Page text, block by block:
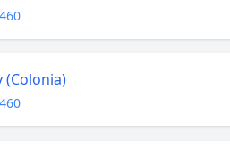
(Colonia)